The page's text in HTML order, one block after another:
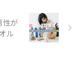
性が
ル